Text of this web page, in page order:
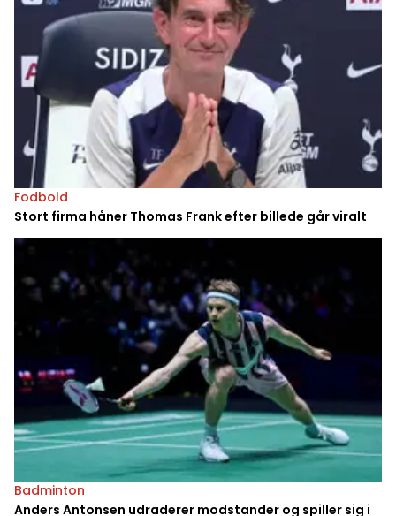
Fodbold
Stort firma håner Thomas Frank efter billede går viralt
Badminton
Anders Antonsen udraderer modstander og spiller sig i